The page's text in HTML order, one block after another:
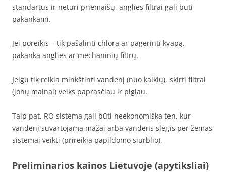
standartus ir neturi priemaišų, anglies filtrai gali būti
pakankami.
Jei poreikis – tik pašalinti chlorą ar pagerinti kvapą,
pakanka anglies ar mechaninių filtrų.
Jeigu tik reikia minkštinti vandenį (nuo kalkių), skirti filtrai
(jonų mainai) veiks paprasčiau ir pigiau.
Taip pat, RO sistema gali būti neekonomiška ten, kur
vandenį suvartojama mažai arba vandens slėgis per žemas
sistemai veikti (prireikia papildomo siurblio).
Preliminarios kainos Lietuvoje (apytiksliai)